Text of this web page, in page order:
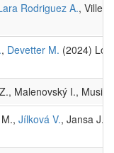
Rodriguez A.,
, Devetter M. (2024)
Malenovský I., Musil
Jílková V., Jansa J.,